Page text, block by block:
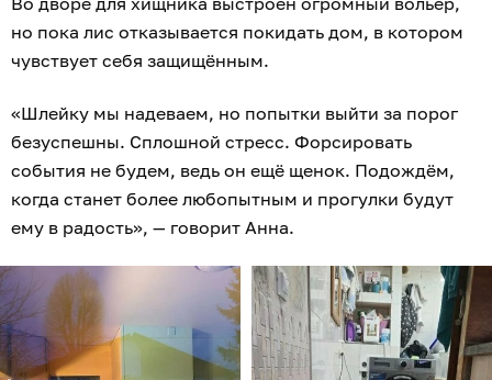
но пока лис отказывается покидать дом, в котором
чувствует себя защищённым.
«Шлейку мы надеваем, но попытки выйти за порог
безуспешны. Сплошной стресс. Форсировать
события не будем, ведь он ещё щенок. Подождём,
когда станет более любопытным и прогулки будут
ему в радость», — говорит Анна.